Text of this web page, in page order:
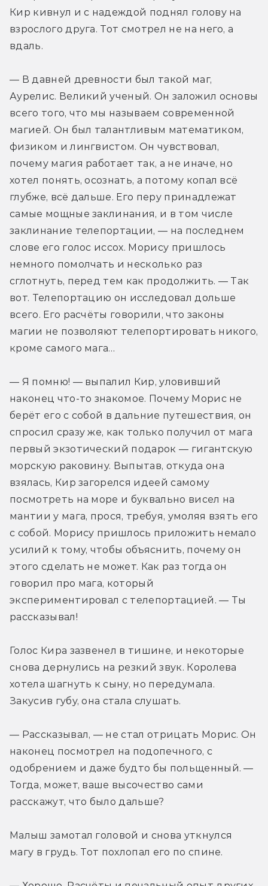
Кир кивнул и с надеждой поднял голову на
взрослого друга. Тот смотрел не на него, а
вдаль.
— В давней древности был такой маг,
Аурелис. Великий ученый. Он заложил основы
всего того, что мы называем современной
магией. Он был талантливым математиком,
физиком и лингвистом. Он чувствовал,
почему магия работает так, а не иначе, но
хотел понять, осознать, а потому копал всё
глубже, всё дальше. Его перу принадлежат
самые мощные заклинания, и в том числе
заклинание телепортации, — на последнем
слове его голос иссох. Морису пришлось
немного помолчать и несколько раз
сглотнуть, перед тем как продолжить. — Так
вот. Телепортацию он исследовал дольше
всего. Его расчёты говорили, что законы
магии не позволяют телепортировать никого,
кроме самого мага…
— Я помню! — выпалил Кир, уловивший
наконец что-то знакомое. Почему Морис не
берёт его с собой в дальние путешествия, он
спросил сразу же, как только получил от мага
первый экзотический подарок — гигантскую
морскую раковину. Выпытав, откуда она
взялась, Кир загорелся идеей самому
посмотреть на море и буквально висел на
мантии у мага, прося, требуя, умоляя взять его
с собой. Морису пришлось приложить немало
усилий к тому, чтобы объяснить, почему он
этого сделать не может. Как раз тогда он
говорил про мага, который
экспериментировал с телепортацией. — Ты
рассказывал!
Голос Кира зазвенел в тишине, и некоторые
снова дернулись на резкий звук. Королева
хотела шагнуть к сыну, но передумала.
Закусив губу, она стала слушать.
— Рассказывал, — не стал отрицать Морис. Он
наконец посмотрел на подопечного, с
одобрением и даже будто бы польщенный. —
Тогда, может, ваше высочество сами
расскажут, что было дальше?
Малыш замотал головой и снова уткнулся
магу в грудь. Тот похлопал его по спине.